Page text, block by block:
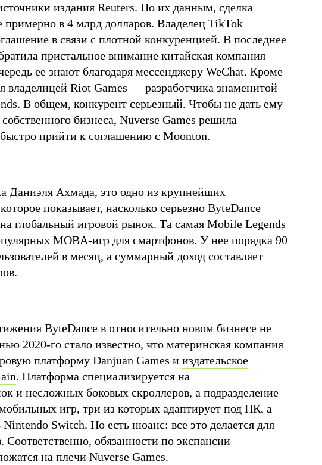
издания Reuters. По их данным, сделка
примерно в 4 млрд долларов. Владелец TikTok
в связи с плотной конкуренцией. В последнее
пристальное внимание китайская компания
ее знают благодаря мессенджеру WeChat. Кроме
владелицей Riot Games — разработчика знаменитой
В общем, конкурент серьезный. Чтобы не дать ему
бизнеса, Nuverse Games решила
быстро прийти к соглашению с Moonton.
Даниэля Ахмада, это одно из крупнейших
показывает, насколько серьезно ByteDance
глобальный игровой рынок. Та самая Mobile Legends
MOBA-игр для смартфонов. У нее порядка 90
в месяц, а суммарный доход составляет
ByteDance в относительно новом бизнесе не
2020-го стало известно, что материнская компания
платформу Danjuan Games и издательское
. Платформа специализируется на
и несложных боковых скроллеров, а подразделение
игр, три из которых адаптирует под ПК, а
Switch. Но есть нюанс: все это делается для
Соответственно, обязанности по экспансии
на плечи Nuverse Games.